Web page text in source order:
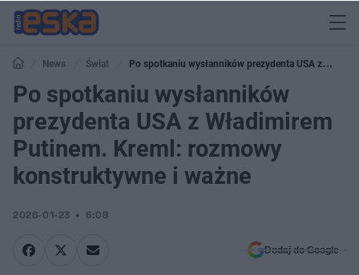
News Świat
Po spotkaniu wysłanników prezydenta USA z
Władimirem Putinem. Kreml: rozmowy konstruktywne i ważne
Po spotkaniu wysłanników
prezydenta USA z Władimirem
Putinem. Kreml: rozmowy
konstruktywne i ważne
2026-01-23 6:08
Dodaj do Google